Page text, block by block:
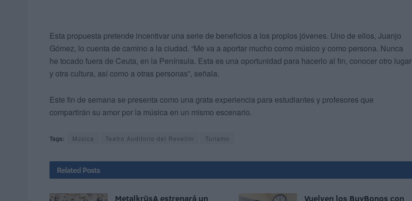
Esta propuesta pretende incentivar una serie de beneficios a los propios jóvenes. Uno de ellos, Juanjo
Gómez, lo cuenta de camino a la ciudad. “Me va a aportar mucho como músico y como persona. Nunca
he tocado fuera de Ceuta, en la Península. Esta es una oportunidad para hacerlo al fin, conocer otro lugar
y otra cultura, así como a otras personas”, señala.
Este fin de semana se presenta como una grata experiencia para estudiantes y profesores que
compartirán su amor por la música en un mismo escenario.
Tags: Música Teatro Auditorio del Revellín Turismo
Related Posts
MetalkrüsA estrenará un Vuelven los BuyBonos con